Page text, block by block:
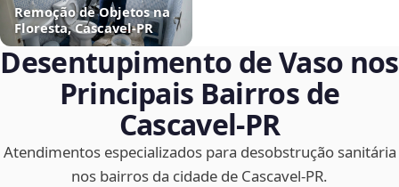
Remoção de Objetos na
Floresta, Cascavel‑PR
Desentupimento de Vaso nos
Principais Bairros de
Cascavel‑PR
Atendimentos especializados para desobstrução sanitária
nos bairros da cidade de Cascavel‑PR.